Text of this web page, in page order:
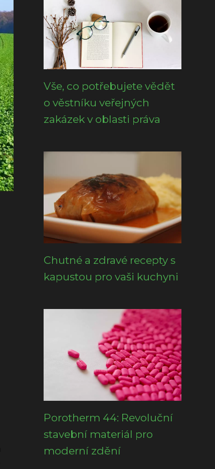
Vše, co potřebujete vědět
o věstníku veřejných
zakázek v oblasti práva
Chutné a zdravé recepty s
kapustou pro vaši kuchyni
Porotherm 44: Revoluční
stavební materiál pro
moderní zdění